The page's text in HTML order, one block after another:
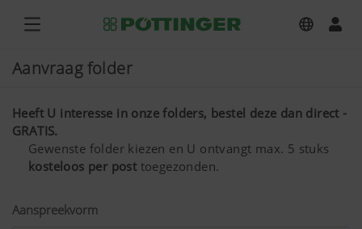
Aanvraag folder
Heeft U interesse in onze folders, bestel deze dan direct -
GRATIS.
Gewenste folder kiezen en U ontvangt max. 5 stuks
kosteloos per posttoegezonden.
Aanspreekvorm